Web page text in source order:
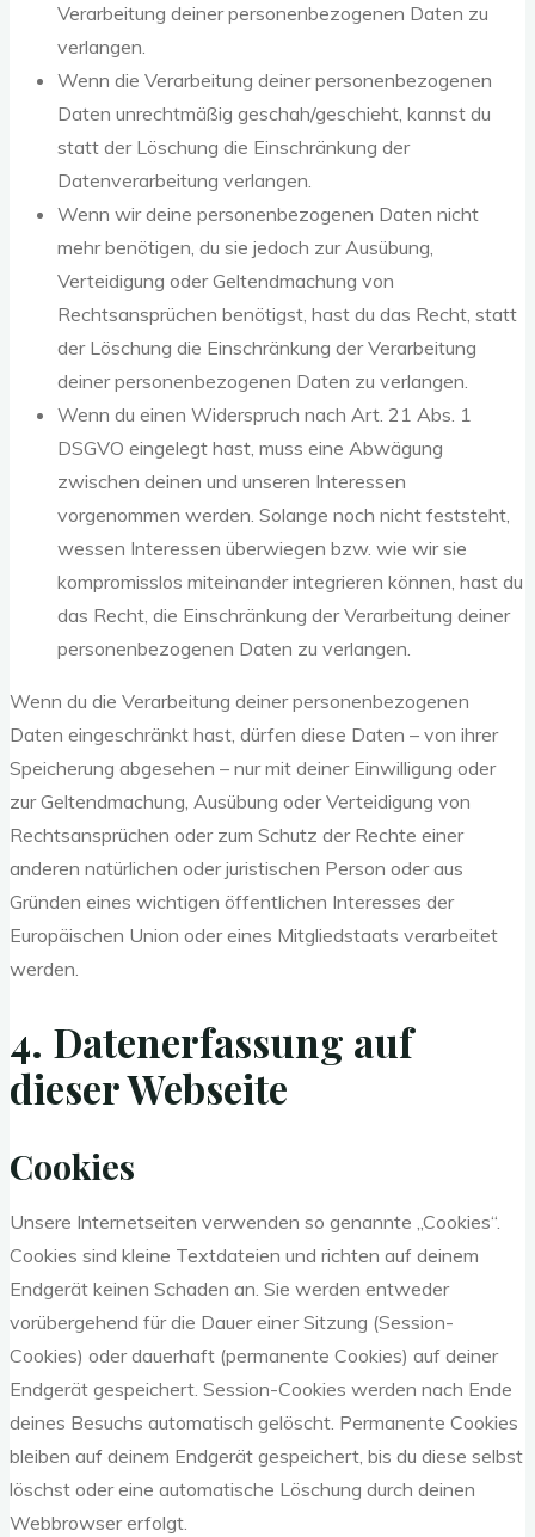
Verarbeitung deiner personenbezogenen Daten zu
verlangen.
Wenn die Verarbeitung deiner personenbezogenen
Daten unrechtmäßig geschah/geschieht, kannst du
statt der Löschung die Einschränkung der
Datenverarbeitung verlangen.
Wenn wir deine personenbezogenen Daten nicht
mehr benötigen, du sie jedoch zur Ausübung,
Verteidigung oder Geltendmachung von
Rechtsansprüchen benötigst, hast du das Recht, statt
der Löschung die Einschränkung der Verarbeitung
deiner personenbezogenen Daten zu verlangen.
Wenn du einen Widerspruch nach Art. 21 Abs. 1
DSGVO eingelegt hast, muss eine Abwägung
zwischen deinen und unseren Interessen
vorgenommen werden. Solange noch nicht feststeht,
wessen Interessen überwiegen bzw. wie wir sie
kompromisslos miteinander integrieren können, hast du
das Recht, die Einschränkung der Verarbeitung deiner
personenbezogenen Daten zu verlangen.
Wenn du die Verarbeitung deiner personenbezogenen
Daten eingeschränkt hast, dürfen diese Daten – von ihrer
Speicherung abgesehen – nur mit deiner Einwilligung oder
zur Geltendmachung, Ausübung oder Verteidigung von
Rechtsansprüchen oder zum Schutz der Rechte einer
anderen natürlichen oder juristischen Person oder aus
Gründen eines wichtigen öffentlichen Interesses der
Europäischen Union oder eines Mitgliedstaats verarbeitet
werden.
4. Datenerfassung auf
dieser Webseite
Cookies
Unsere Internetseiten verwenden so genannte „Cookies“.
Cookies sind kleine Textdateien und richten auf deinem
Endgerät keinen Schaden an. Sie werden entweder
vorübergehend für die Dauer einer Sitzung (Session-
Cookies) oder dauerhaft (permanente Cookies) auf deiner
Endgerät gespeichert. Session-Cookies werden nach Ende
deines Besuchs automatisch gelöscht. Permanente Cookies
bleiben auf deinem Endgerät gespeichert, bis du diese selbst
löschst oder eine automatische Löschung durch deinen
Webbrowser erfolgt.